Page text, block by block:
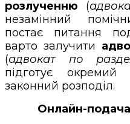
розлученню (
незамінний
постає питання
варто залучити
(адвокат по
підготує окремий
законний розподіл.
Онлайн-